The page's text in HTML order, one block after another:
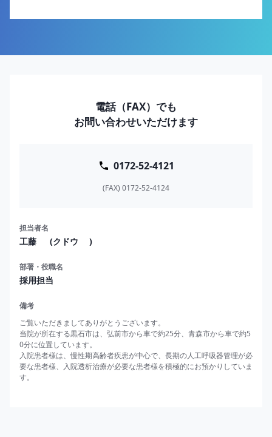
電話（FAX）でも
お問い合わせいただけます
0172-52-4121
(FAX) 0172-52-4124
担当者名
工藤 　 (クドウ 　)
部署・役職名
採用担当
備考
ご覧いただきましてありがとうございます。
当院が所在する黒石市は、弘前市から車で約25分、青森市から車で約5
0分に位置しています。
入院患者様は、慢性期高齢者疾患が中心で、長期の人工呼吸器管理が必
要な患者様、入院透析治療が必要な患者様を積極的にお預かりしていま
す。